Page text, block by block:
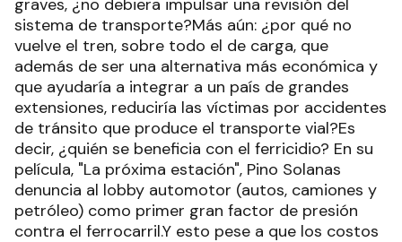
graves, ¿no debiera impulsar una revisión del
sistema de transporte?Más aún: ¿por qué no
vuelve el tren, sobre todo el de carga, que
además de ser una alternativa más económica y
que ayudaría a integrar a un país de grandes
extensiones, reduciría las víctimas por accidentes
de tránsito que produce el transporte vial?Es
decir, ¿quién se beneficia con el ferricidio? En su
película, "La próxima estación", Pino Solanas
denuncia al lobby automotor (autos, camiones y
petróleo) como primer gran factor de presión
contra el ferrocarril.Y esto pese a que los costos